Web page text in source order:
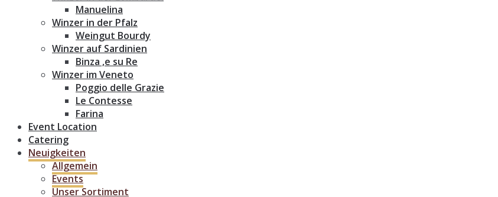
Manuelina
Winzer in der Pfalz
Weingut Bourdy
Winzer auf Sardinien
Binza ‚e su Re
Winzer im Veneto
Poggio delle Grazie
Le Contesse
Farina
Event Location
Catering
Neuigkeiten
Allgemein
Events
Unser Sortiment